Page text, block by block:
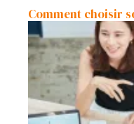
Comment choisir